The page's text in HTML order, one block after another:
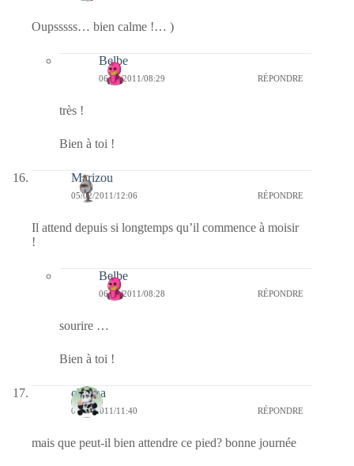
Oupsssss… bien calme !… )
Belbe
06/02/2011/08:29 RÉPONDRE
très !
Bien à toi !
Marizou
05/02/2011/12:06 RÉPONDRE
Il attend depuis si longtemps qu’il commence à moisir
!
Belbe
06/02/2011/08:28 RÉPONDRE
sourire …
Bien à toi !
chacha
05/02/2011/11:40 RÉPONDRE
mais que peut-il bien attendre ce pied? bonne journée